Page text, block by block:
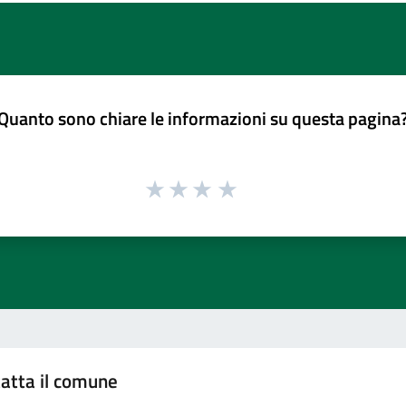
sono chiare le informazioni su questa
il comune